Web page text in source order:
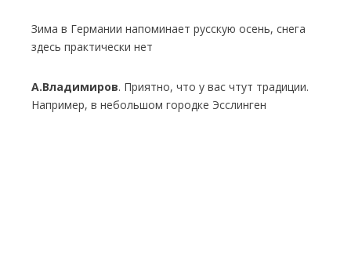
Зима в Германии напоминает русскую осень, снега
здесь практически нет
А.Владимиров. Приятно, что у вас чтут традиции.
Например, в небольшом городке Эсслинген